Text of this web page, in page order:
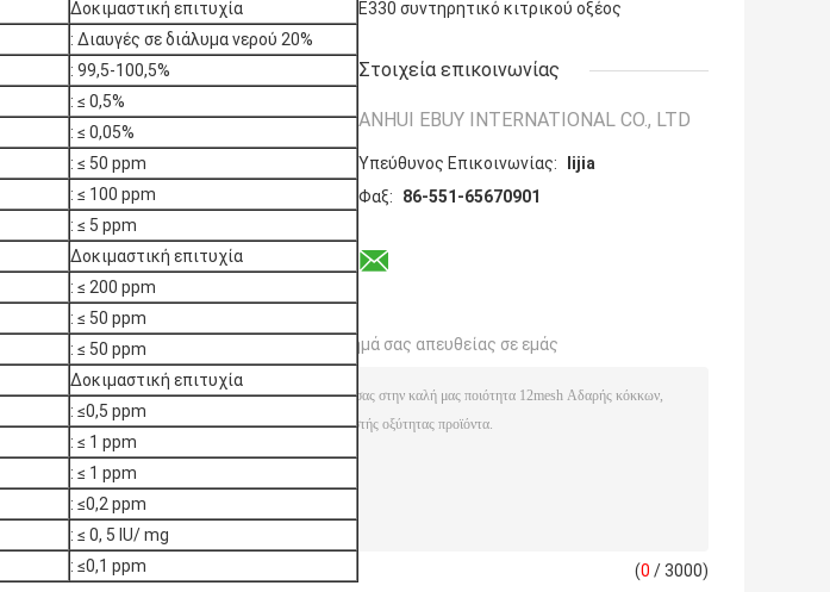
Δοκιμαστική επιτυχία
: Διαυγές σε διάλυμα νερού 20%
: 99,5-100,5%
: ≤ 0,5%
: ≤ 0,05%
: ≤ 50 ppm
: ≤ 100 ppm
: ≤ 5 ppm
Δοκιμαστική επιτυχία
: ≤ 200 ppm
: ≤ 50 ppm
: ≤ 50 ppm
Δοκιμαστική επιτυχία
: ≤0,5 ppm
: ≤ 1 ppm
: ≤ 1 ppm
: ≤0,2 ppm
: ≤ 0, 5 IU/ mg
: ≤0,1 ppm
E330 συντηρητικό κιτρικού οξέος
Στοιχεία επικοινωνίας
ANHUI EBUY INTERNATIONAL CO., LTD
Υπεύθυνος Επικοινωνίας:
lijia
Φαξ:
86-551-65670901
Στείλετε το ερώτημά σας απευθείας σε εμάς
(0 / 3000)